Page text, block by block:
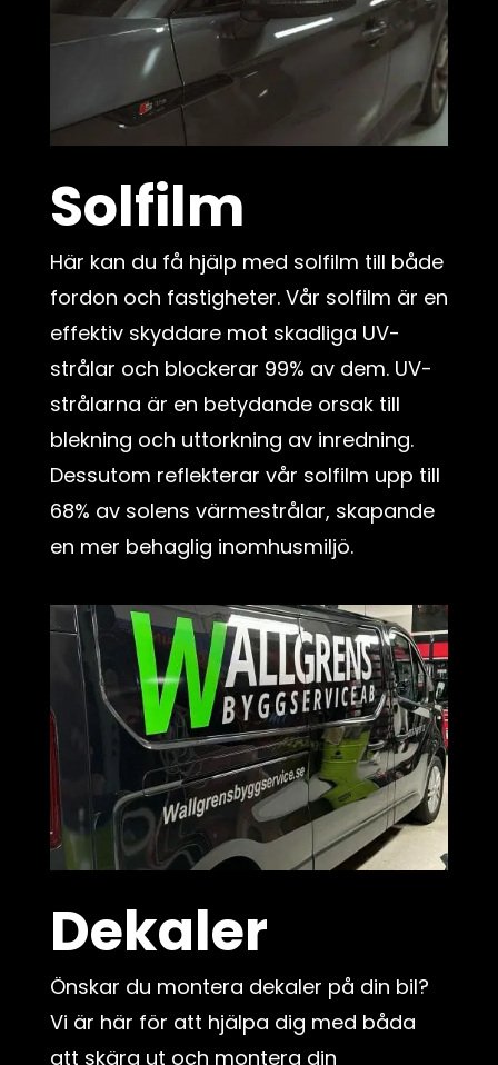
Solfilm
Här kan du få hjälp med solfilm till både
fordon och fastigheter. Vår solfilm är en
effektiv skyddare mot skadliga UV-
strålar och blockerar 99% av dem. UV-
strålarna är en betydande orsak till
blekning och uttorkning av inredning.
Dessutom reflekterar vår solfilm upp till
68% av solens värmestrålar, skapande
en mer behaglig inomhusmiljö.
Dekaler
Önskar du montera dekaler på din bil?
Vi är här för att hjälpa dig med båda
att skära ut och montera din